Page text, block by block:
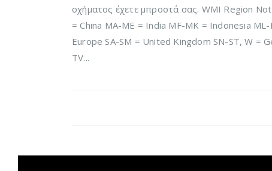
οχήματος έχετε μπροστά σας. WMI Region
= China MA-ME = India MF-MK = Indonesia
Europe SA-SM = United Kingdom SN-ST, W =
TV...
Πρόγραμμα